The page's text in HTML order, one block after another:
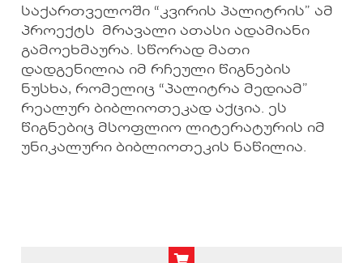
საქართველოში “კვირის პალიტრის” ამ
პროექტს მრავალი ათასი ადამიანი
გამოეხმაურა. სწორად მათი
დადგენილია იმ რჩეული წიგნების
ნუსხა, რომელიც “პალიტრა მედიამ”
რეალურ ბიბლიოთეკად აქცია. ეს
წიგნებიც მსოფლიო ლიტერატურის იმ
უნიკალური ბიბლიოთეკის ნაწილია.